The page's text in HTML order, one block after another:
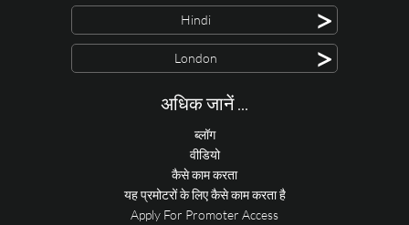
Hindi >
London >
अधिक जानें ...
ब्लॉग
वीडियो
कैसे काम करता
यह प्रमोटरों के लिए कैसे काम करता है
Apply For Promoter Access